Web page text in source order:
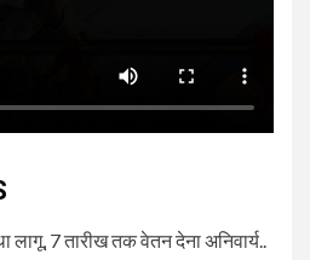
लागू, 7 तारीख तक वेतन देना अनिवार्य..